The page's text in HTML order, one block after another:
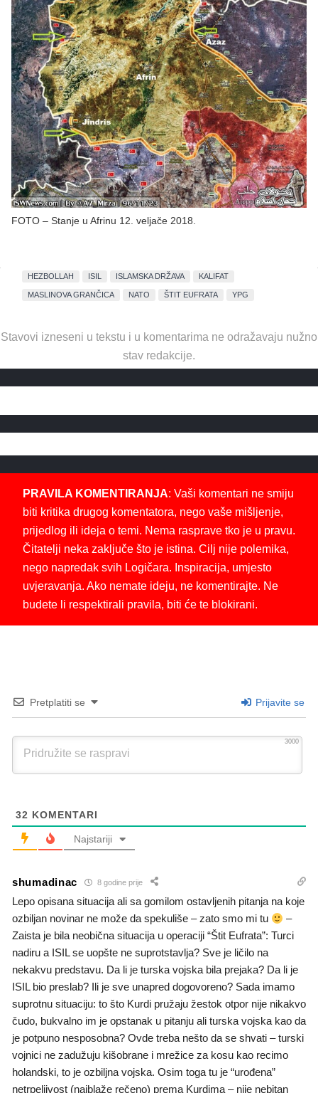
FOTO – Stanje u Afrinu 12. veljače 2018.
HEZBOLLAH ISIL ISLAMSKA DRŽAVA KALIFAT
MASLINOVA GRANČICA NATO ŠTIT EUFRATA YPG
Stavovi izneseni u tekstu i u komentarima ne odražavaju nužno
stav redakcije.
PRAVILA KOMENTIRANJA: Vaši komentari ne smiju
biti kritika drugog komentatora, nego vaše mišljenje,
prijedlog ili ideja o temi. Nema rasprave tko je u pravu.
Čitatelji neka zaključe što je istina. Cilj nije polemika,
nego napredak svih Logičara. Inspiracija, umjesto
uvjeravanja. Ako nemate ideju, ne komentirajte. Ne
budete li respektirali pravila, biti će te blokirani.
Pretplatiti se Prijavite se
3000
32 KOMENTARI
Najstariji
shumadinac 8 godine prije
Lepo opisana situacija ali sa gomilom ostavljenih pitanja na koje
ozbiljan novinar ne može da spekuliše – zato smo mi tu
–
Zaista je bila neobična situacija u operaciji “Štit Eufrata”: Turci
nadiru a ISIL se uopšte ne suprotstavlja? Sve je ličilo na
nekakvu predstavu. Da li je turska vojska bila prejaka? Da li je
ISIL bio preslab? Ili je sve unapred dogovoreno? Sada imamo
suprotnu situaciju: to što Kurdi pružaju žestok otpor nije nikakvo
čudo, bukvalno im je opstanak u pitanju ali turska vojska kao da
je potpuno nesposobna? Ovde treba nešto da se shvati – turski
vojnici ne zadužuju kišobrane i mrežice za kosu kao recimo
holandski, to je ozbiljna vojska. Osim toga tu je “urođena”
netrpeljivost (najblaže rečeno) prema Kurdima – nije nebitan